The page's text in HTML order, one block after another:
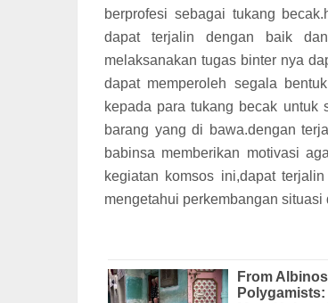
berprofesi sebagai tukang
dapat terjalin dengan baik
melaksanakan tugas binter nya
dapat memperoleh segala
kepada para tukang becak untuk
barang yang di bawa.dengan
babinsa memberikan motivasi
kegiatan komsos ini,dapat
mengetahui perkembangan